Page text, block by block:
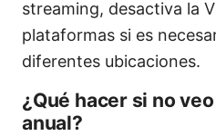
streaming, desactiva la
plataformas si es
diferentes ubicaciones.
¿Qué hacer si no
anual?